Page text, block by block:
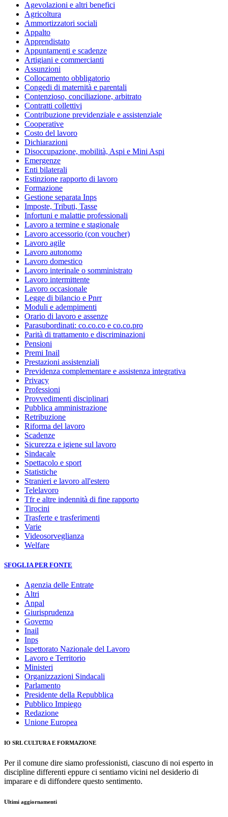
Agevolazioni e altri benefici
Agricoltura
Ammortizzatori sociali
Appalto
Apprendistato
Appuntamenti e scadenze
Artigiani e commercianti
Assunzioni
Collocamento obbligatorio
Congedi di maternità e parentali
Contenzioso, conciliazione, arbitrato
Contratti collettivi
Contribuzione previdenziale e assistenziale
Cooperative
Costo del lavoro
Dichiarazioni
Disoccupazione, mobilità, Aspi e Mini Aspi
Emergenze
Enti bilaterali
Estinzione rapporto di lavoro
Formazione
Gestione separata Inps
Imposte, Tributi, Tasse
Infortuni e malattie professionali
Lavoro a termine e stagionale
Lavoro accessorio (con voucher)
Lavoro agile
Lavoro autonomo
Lavoro domestico
Lavoro interinale o somministrato
Lavoro intermittente
Lavoro occasionale
Legge di bilancio e Pnrr
Moduli e adempimenti
Orario di lavoro e assenze
Parasubordinati: co.co.co e co.co.pro
Parità di trattamento e discriminazioni
Pensioni
Premi Inail
Prestazioni assistenziali
Previdenza complementare e assistenza integrativa
Privacy
Professioni
Provvedimenti disciplinari
Pubblica amministrazione
Retribuzione
Riforma del lavoro
Scadenze
Sicurezza e igiene sul lavoro
Sindacale
Spettacolo e sport
Statistiche
Stranieri e lavoro all'estero
Telelavoro
Tfr e altre indennità di fine rapporto
Tirocini
Trasferte e trasferimenti
Varie
Videosorveglianza
Welfare
SFOGLIA PER FONTE
Agenzia delle Entrate
Altri
Anpal
Giurisprudenza
Governo
Inail
Inps
Ispettorato Nazionale del Lavoro
Lavoro e Territorio
Ministeri
Organizzazioni Sindacali
Parlamento
Presidente della Repubblica
Pubblico Impiego
Redazione
Unione Europea
IO SRL CULTURA E FORMAZIONE
Per il comune dire siamo professionisti, ciascuno di noi esperto in
discipline differenti eppure ci sentiamo vicini nel desiderio di
imparare e di diffondere questo sentimento.
Ultimi aggiornamenti